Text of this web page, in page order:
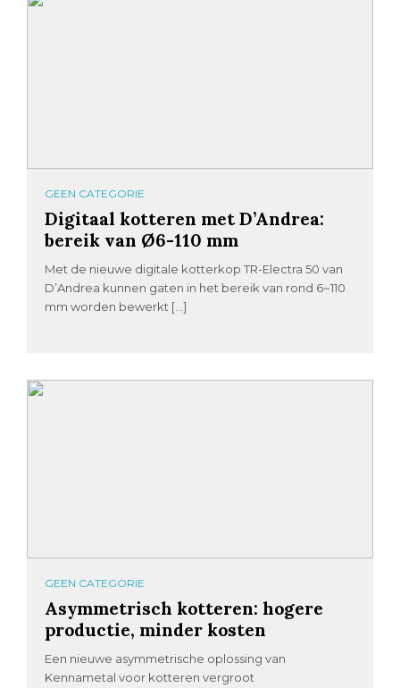
GEEN CATEGORIE
Digitaal kotteren met D’Andrea:
bereik van Ø6-110 mm
Met de nieuwe digitale kotterkop TR-Electra 50 van
D’Andrea kunnen gaten in het bereik van rond 6~110
mm worden bewerkt […]
GEEN CATEGORIE
Asymmetrisch kotteren: hogere
productie, minder kosten
Een nieuwe asymmetrische oplossing van
Kennametal voor kotteren vergroot